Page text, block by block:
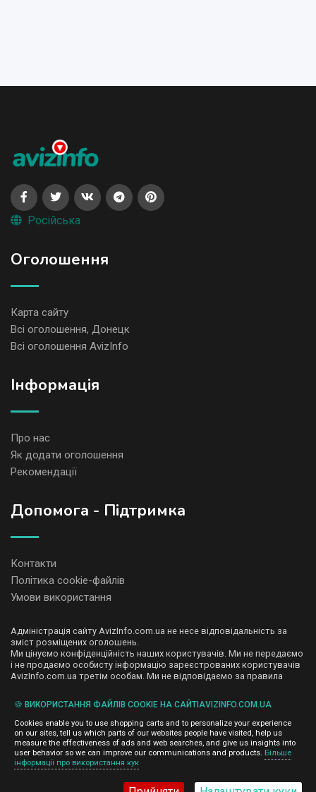
Російська
Оголошення
Карта сайту
Всі оголошення, Донецк
Всі оголошення AvizInfo
Iнформація
Про нас
Як додати оголошення
Рекомендації
Допомога - Підтримка
Контакти
Політика cookie-файлів
Умови використання
Адміністрація сайту AvizInfo.com.ua не несе відповідальність за
зміст розміщених оголошень.
Ми цінуємо конфіденційність наших користувачів. Ми не передаємо
і не продаємо особисту інформацію зареєстрованих користувачів
AvizInfo.com.ua третім особам. Ми не відповідаємо за правила
деяких сторінках нашого сайту представлена реклама Google
Adsense Advertising Network. Щоб дізнатися детальніше про
правила конфіденційності Googleнатисніть тут.
©2008-2026,AvizInfo.com.ua
🍪 ВИКОРИСТАННЯ ФАЙЛІВ COOKIE НА САЙТІAVIZINFO.COM.UA
Cookies enable you to use shopping carts and to personalize your experience
on our sites, tell us which parts of our websites people have visited, help us
measure the effectiveness of ads and web searches, and give us insights into
user behavior so we can improve our communications and products. Більше
інформації про використання кук